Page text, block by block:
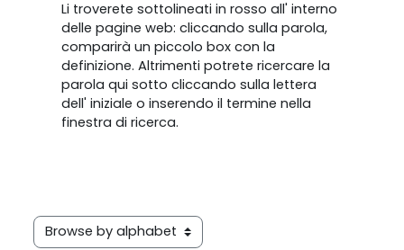
Li troverete sottolineati in rosso all' interno
delle pagine web: cliccando sulla parola,
comparirà un piccolo box con la
definizione. Altrimenti potrete ricercare la
parola qui sotto cliccando sulla lettera
dell' iniziale o inserendo il termine nella
finestra di ricerca.
Browse the glossary using this index